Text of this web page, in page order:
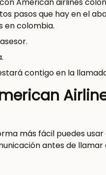
pasos que hay en el
en colombia.
contigo en la
más fácil puedes usar
antes de llamar